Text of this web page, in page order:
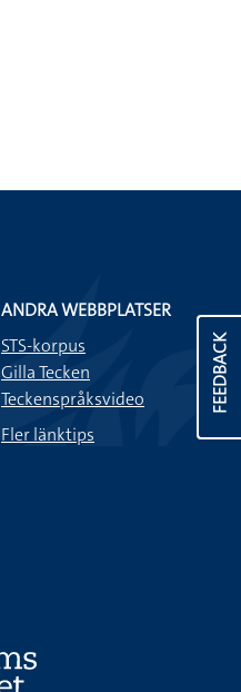
FEEDBACK
ANDRA WEBBPLATSER
STS-korpus
Gilla Tecken
Teckenspråksvideo
Fler länktips